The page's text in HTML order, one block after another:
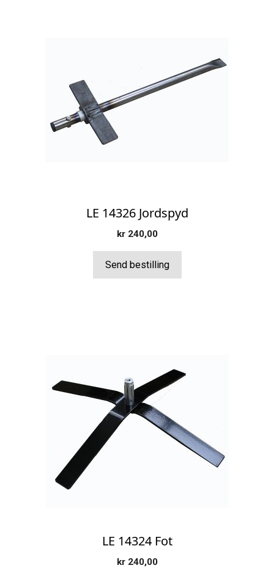
LE 14326 Jordspyd
kr240,00
Send bestilling
LE 14324 Fot
kr240,00